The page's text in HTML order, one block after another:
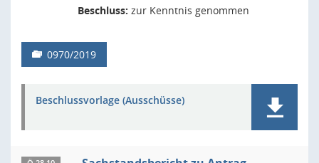
Beschluss: zur Kenntnis genommen
0970/2019
Beschlussvorlage (Ausschüsse)